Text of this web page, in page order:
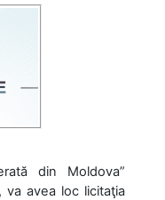
din Moldova”
va avea loc licitaţia